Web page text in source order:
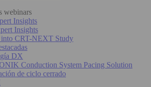
webinars
Insights
Insights
into CRT-NEXT Study
DX
Conduction System Pacing Solution
de ciclo cerrado